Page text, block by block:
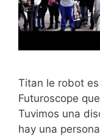
Titan le robot
Futuroscope
Tuvimos una
hay una